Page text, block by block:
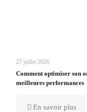
27 juillet 2026
Comment optimiser son
meilleures performances
En savoir plus